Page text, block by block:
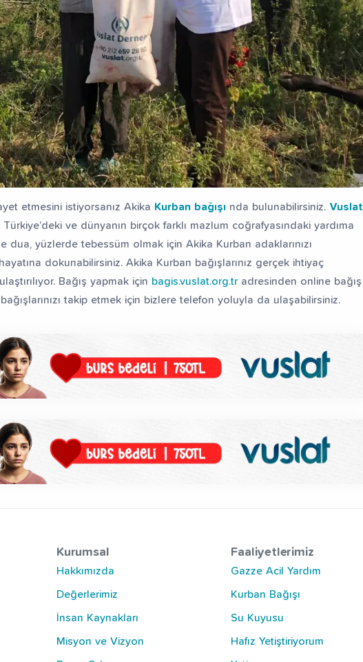
etmesini istiyorsanız Akika Kurban bağışı nda bulunabilirsiniz. Vuslat
ve dünyanın birçok farklı mazlum coğrafyasındaki yardıma
dua, yüzlerde tebessüm olmak için Akika Kurban adaklarınızı
dokunabilirsiniz. Akika Kurban bağışlarınız gerçek ihtiyaç
Bağış yapmak için bagis.vuslat.org.tr adresinden online bağış
takip etmek için bizlere telefon yoluyla da ulaşabilirsiniz.
Kurumsal
Hakkımızda
Değerlerimiz
İnsan Kaynakları
Misyon ve Vizyon
Faaliyetlerimiz
Gazze Acil Yardım
Kurban Bağışı
Su Kuyusu
Hafız Yetiştiriyorum